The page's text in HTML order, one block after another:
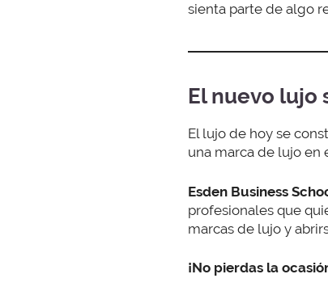
sienta parte de algo
El nuevo lujo
El lujo de hoy se
una marca de lujo en
Esden Business
profesionales que
marcas de lujo y
¡No pierdas la